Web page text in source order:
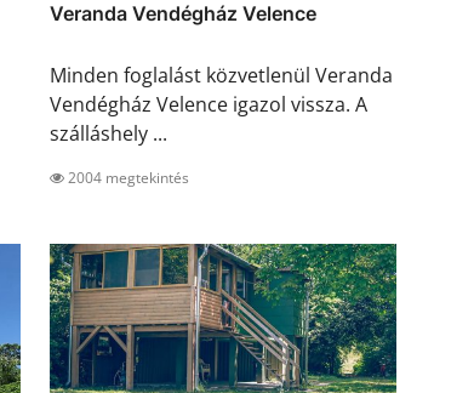
Veranda Vendégház Velence
Minden foglalást közvetlenül Veranda
Vendégház Velence igazol vissza. A
szálláshely ...
2004 megtekintés